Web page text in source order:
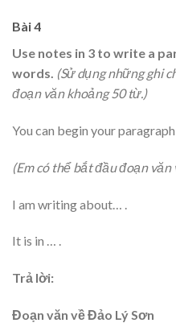
Bài 4
Use notes in 3 to write a
words. (Sử dụng những ghi
đoạn văn khoảng 50 từ.)
You can begin your
(Em có thể bắt đầu đoạn văn
I am writing about… .
It is in … .
Trả lời:
Đoạn văn về Đảo Lý Sơn